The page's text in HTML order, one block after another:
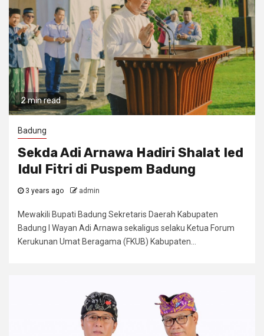
2 min read
Badung
Sekda Adi Arnawa Hadiri Shalat Ied
Idul Fitri di Puspem Badung
3 years ago admin
Mewakili Bupati Badung Sekretaris Daerah Kabupaten
Badung I Wayan Adi Arnawa sekaligus selaku Ketua Forum
Kerukunan Umat Beragama (FKUB) Kabupaten...